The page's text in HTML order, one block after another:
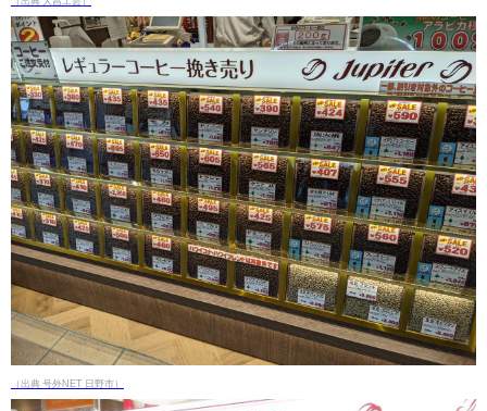
（出典 号外NET 日野市）